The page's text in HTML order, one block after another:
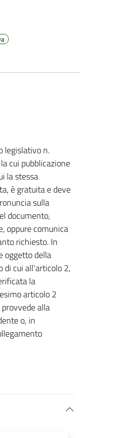
legislativo n.
cui pubblicazione
la stessa
è gratuita e deve
sulla
documento,
oppure comunica
richiesto. In
oggetto della
di cui all'articolo 2,
la
articolo 2
alla
o, in